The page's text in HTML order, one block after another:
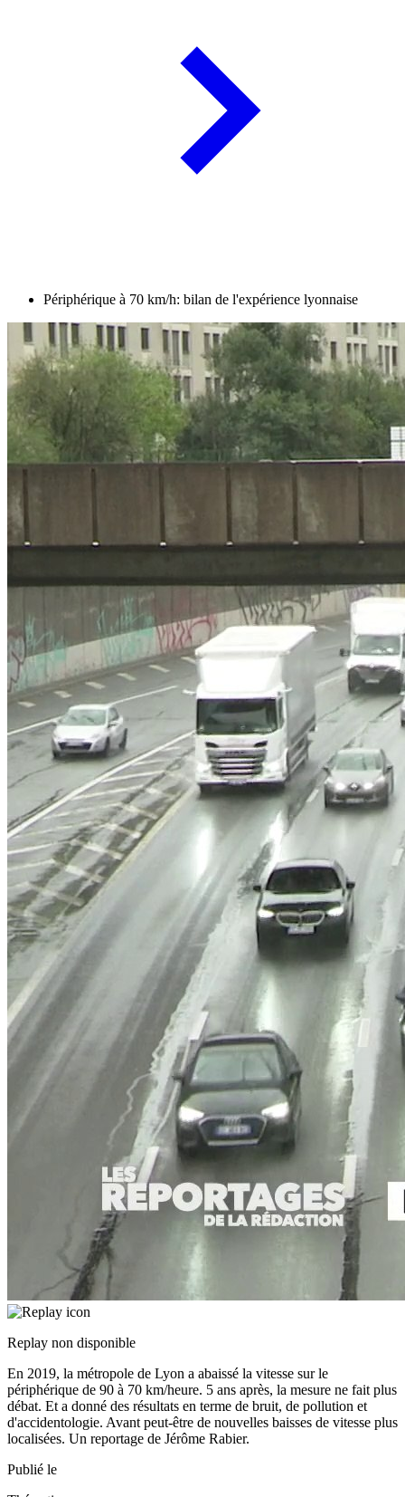
Périphérique à 70 km/h: bilan de l'expérience lyonnaise
Replay non disponible
En 2019, la métropole de Lyon a abaissé la vitesse sur le
périphérique de 90 à 70 km/heure. 5 ans après, la mesure ne fait plus
débat. Et a donné des résultats en terme de bruit, de pollution et
d'accidentologie. Avant peut-être de nouvelles baisses de vitesse plus
localisées. Un reportage de Jérôme Rabier.
Publié le